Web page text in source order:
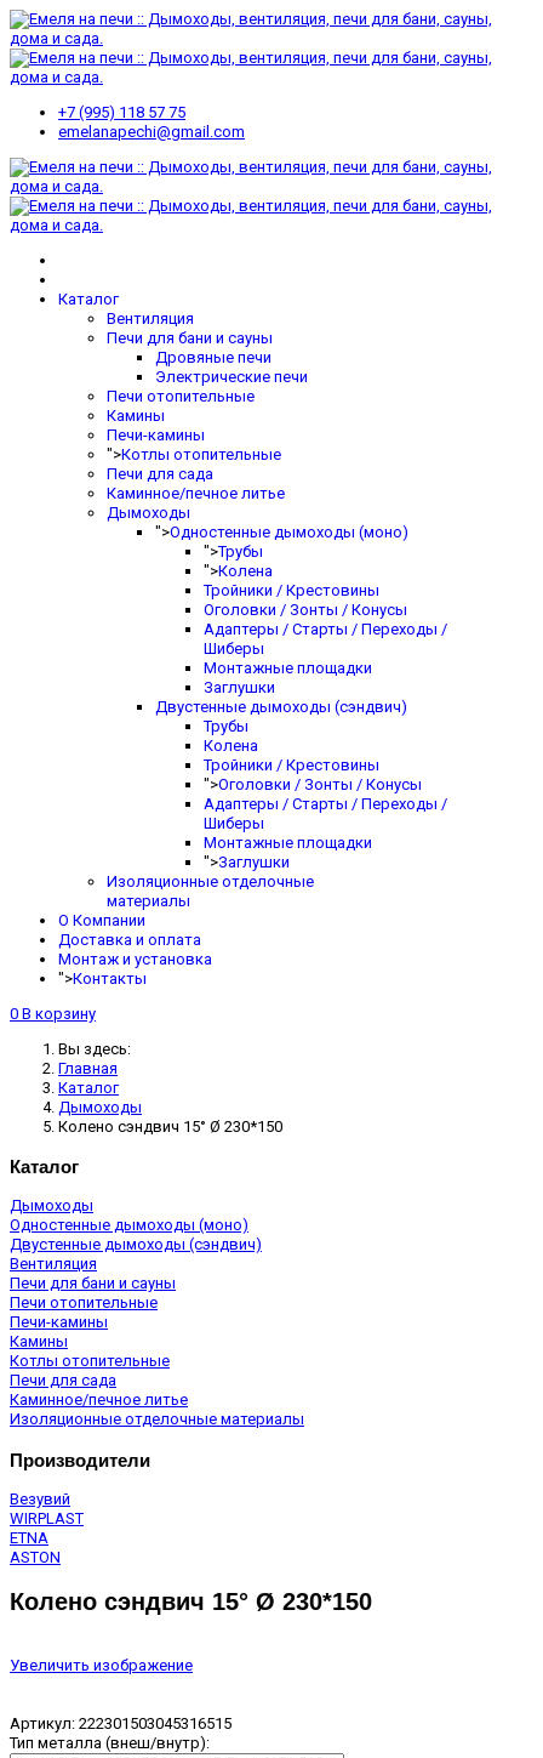
+7 (995) 118 57 75
emelanapechi@gmail.com
Каталог
Вентиляция
Печи для бани и сауны
Дровяные печи
Электрические печи
Печи отопительные
Камины
Печи-камины
">Котлы отопительные
Печи для сада
Каминное/печное литье
Дымоходы
">Одностенные дымоходы (моно)
">Трубы
">Колена
Тройники / Крестовины
Оголовки / Зонты / Конусы
Адаптеры / Старты / Переходы /
Шиберы
Монтажные площадки
Заглушки
Двустенные дымоходы (сэндвич)
Трубы
Колена
Тройники / Крестовины
">Оголовки / Зонты / Конусы
Адаптеры / Старты / Переходы /
Шиберы
Монтажные площадки
">Заглушки
Изоляционные отделочные
материалы
О Компании
Доставка и оплата
Монтаж и установка
">Контакты
0 В корзину
Вы здесь:
Главная
Каталог
Дымоходы
Колено сэндвич 15° Ø 230*150
Каталог
Дымоходы
Одностенные дымоходы (моно)
Двустенные дымоходы (сэндвич)
Вентиляция
Печи для бани и сауны
Печи отопительные
Печи-камины
Камины
Котлы отопительные
Печи для сада
Каминное/печное литье
Изоляционные отделочные материалы
Производители
Везувий
WIRPLAST
ETNA
ASTON
Колено сэндвич 15° Ø 230*150
Увеличить изображение
Артикул: 222301503045316515
Тип металла (внеш/внутр):